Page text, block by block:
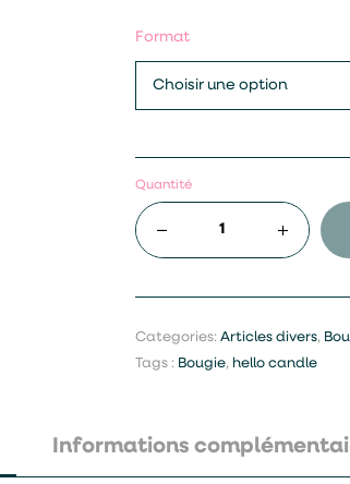
Format
Quantité
Categories: Articles divers,
Tags : Bougie, hello candle
Informations